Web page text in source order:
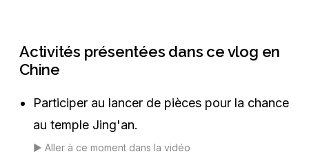
Activités présentées dans ce vlog en
Chine
Participer au lancer de pièces pour la chance
au temple Jing'an.
▶️ Aller à ce moment dans la vidéo